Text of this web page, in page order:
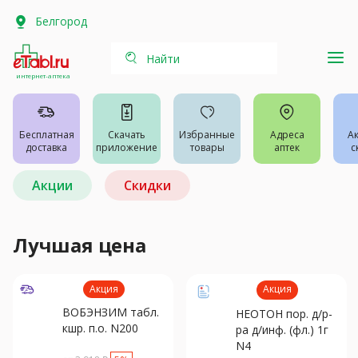
Белгород
интернет-аптека
Найти
Бесплатная
доставка
Скачать
приложение
Избранные
товары
Адреса
аптек
Акции Скидки
Лучшая цена
Акция
ВОБЭНЗИМ табл.
кшр. п.о. N200
Акция
НЕОТОН пор. д/р-
ра д/инф. (фл.) 1г
N4